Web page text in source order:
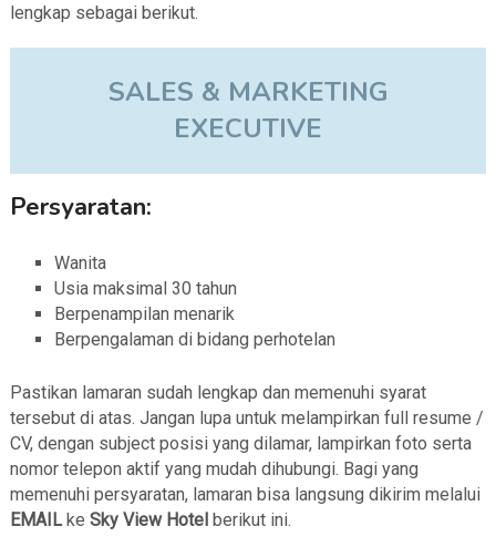
lengkap sebagai berikut.
SALES & MARKETING
EXECUTIVE
Persyaratan:
Wanita
Usia maksimal 30 tahun
Berpenampilan menarik
Berpengalaman di bidang perhotelan
Pastikan lamaran sudah lengkap dan memenuhi syarat
tersebut di atas. Jangan lupa untuk melampirkan full resume /
CV, dengan subject posisi yang dilamar, lampirkan foto serta
nomor telepon aktif yang mudah dihubungi. Bagi yang
memenuhi persyaratan, lamaran bisa langsung dikirim melalui
EMAILke Sky View Hotel berikut ini.